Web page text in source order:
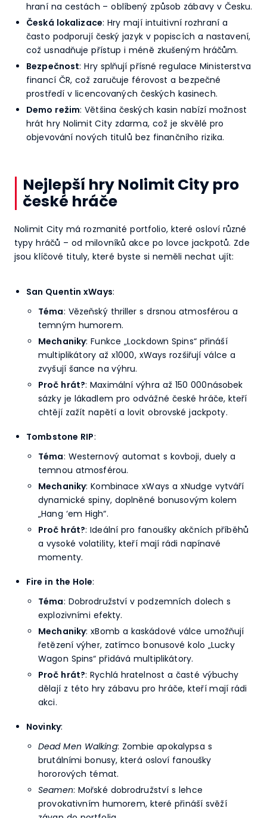
hraní na cestách – oblíbený způsob zábavy v Česku.
Česká lokalizace: Hry mají intuitivní rozhraní a
často podporují český jazyk v popiscích a nastavení,
což usnadňuje přístup i méně zkušeným hráčům.
Bezpečnost: Hry splňují přísné regulace Ministerstva
financí ČR, což zaručuje férovost a bezpečné
prostředí v licencovaných českých kasinech.
Demo režim: Většina českých kasin nabízí možnost
hrát hry Nolimit City zdarma, což je skvělé pro
objevování nových titulů bez finančního rizika.
Nejlepší hry Nolimit City pro
české hráče
Nolimit City má rozmanité portfolio, které osloví různé
typy hráčů – od milovníků akce po lovce jackpotů. Zde
jsou klíčové tituly, které byste si neměli nechat ujít:
San Quentin xWays:
Téma: Vězeňský thriller s drsnou atmosférou a
temným humorem.
Mechaniky: Funkce „Lockdown Spins“ přináší
multiplikátory až x1000, xWays rozšiřují válce a
zvyšují šance na výhru.
Proč hrát?: Maximální výhra až 150 000násobek
sázky je lákadlem pro odvážné české hráče, kteří
chtějí zažít napětí a lovit obrovské jackpoty.
Tombstone RIP:
Téma: Westernový automat s kovboji, duely a
temnou atmosférou.
Mechaniky: Kombinace xWays a xNudge vytváří
dynamické spiny, doplněné bonusovým kolem
„Hang ‘em High“.
Proč hrát?: Ideální pro fanoušky akčních příběhů
a vysoké volatility, kteří mají rádi napínavé
momenty.
Fire in the Hole:
Téma: Dobrodružství v podzemních dolech s
explozivními efekty.
Mechaniky: xBomb a kaskádové válce umožňují
řetězení výher, zatímco bonusové kolo „Lucky
Wagon Spins“ přidává multiplikátory.
Proč hrát?: Rychlá hratelnost a časté výbuchy
dělají z této hry zábavu pro hráče, kteří mají rádi
akci.
Novinky:
Dead Men Walking: Zombie apokalypsa s
brutálními bonusy, která osloví fanoušky
hororových témat.
Seamen: Mořské dobrodružství s lehce
provokativním humorem, které přináší svěží